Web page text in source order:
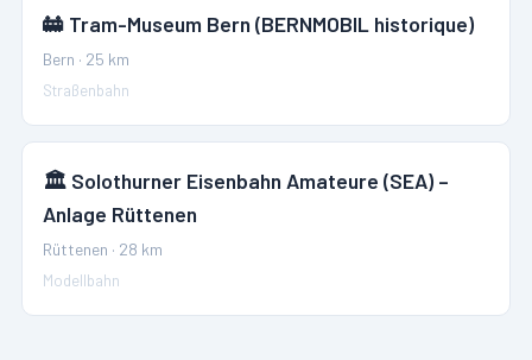
🚋 Tram-Museum Bern (BERNMOBIL historique)
Bern · 25 km
Straßenbahn
🏛️ Solothurner Eisenbahn Amateure (SEA) –
Anlage Rüttenen
Rüttenen · 28 km
Modellbahn